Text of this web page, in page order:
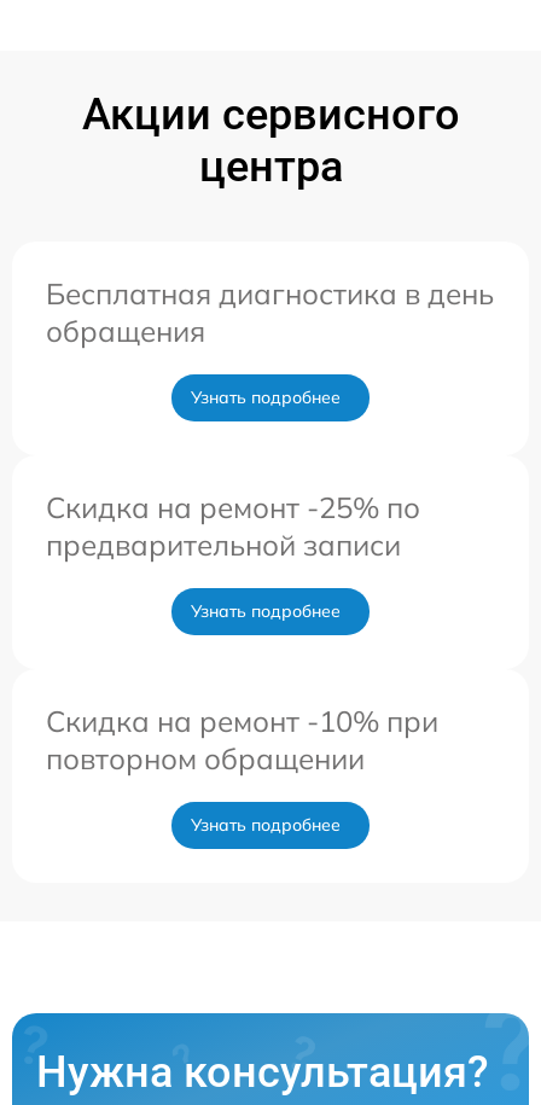
Акции сервисного
центра
Бесплатная диагностика в день
обращения
Узнать подробнее
Скидка на ремонт -25% по
предварительной записи
Узнать подробнее
Скидка на ремонт -10% при
повторном обращении
Узнать подробнее
Нужна консультация?